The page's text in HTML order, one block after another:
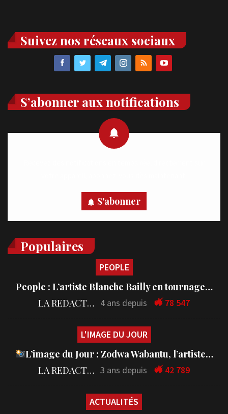
Suivez nos réseaux sociaux
S’abonner aux notifications
S'abonner
Populaires
PEOPLE
People : L’artiste Blanche Bailly en tournage…
LA REDACTION 4 ans depuis 78 547
L'IMAGE DU JOUR
L’image du Jour : Zodwa Wabantu, l’artiste…
LA REDACTION 3 ans depuis 42 789
ACTUALITÉS